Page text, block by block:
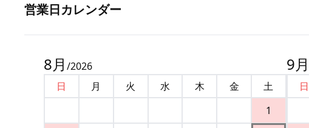
営業⽇カレンダー
8月 /2026
日
月 火 水 木 金
土
1
9月
日